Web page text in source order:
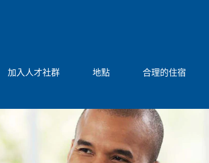
加入人才社群 地點 合理的住宿